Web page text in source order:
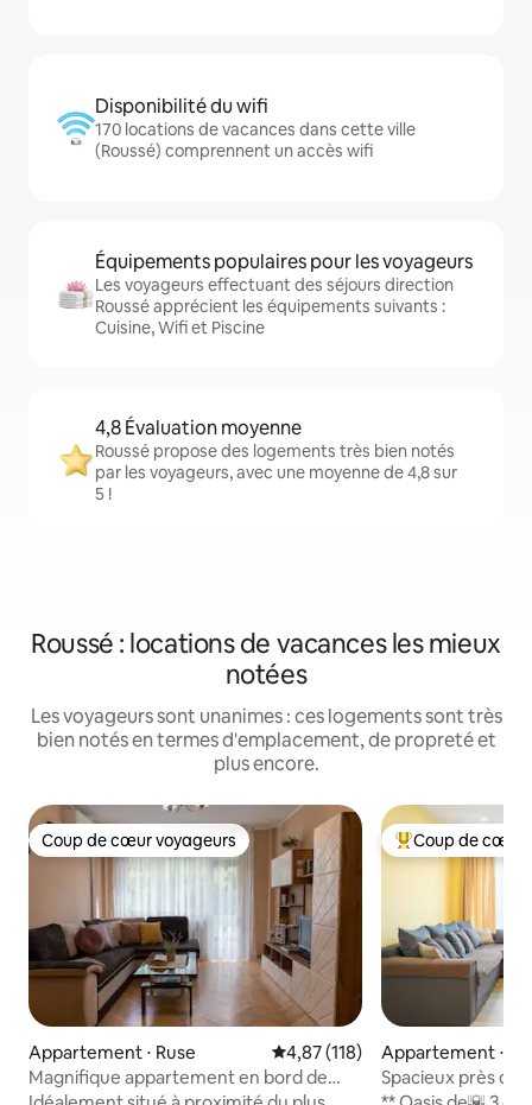
Disponibilité du wifi
170 locations de vacances dans cette ville
(Roussé) comprennent un accès wifi
Équipements populaires pour les voyageurs
Les voyageurs effectuant des séjours direction
Roussé apprécient les équipements suivants :
Cuisine, Wifi et Piscine
4,8 Évaluation moyenne
Roussé propose des logements très bien notés
par les voyageurs, avec une moyenne de 4,8 sur
5 !
Roussé : locations de vacances les mieux
notées
Les voyageurs sont unanimes : ces logements sont très
bien notés en termes d'emplacement, de propreté et
plus encore.
Coup de cœur voyageurs
Coup de cœur voyageurs
Appartement ⋅ Ruse Évaluation moyenne sur la
4,87 (118)
Magnifique appartement en bord de
rivière
Coups de cœur
Coup de cœur
Appartement ⋅
Spacieux près du
emplacement